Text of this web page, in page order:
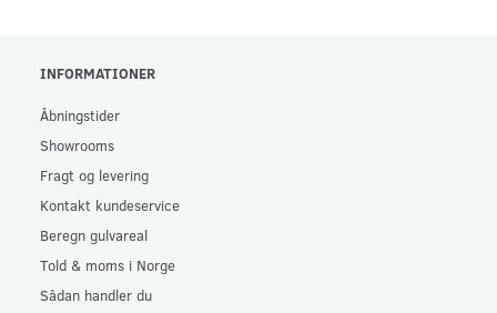
INFORMATIONER
Åbningstider
Showrooms
Fragt og levering
Kontakt kundeservice
Beregn gulvareal
Told & moms i Norge
Sådan handler du